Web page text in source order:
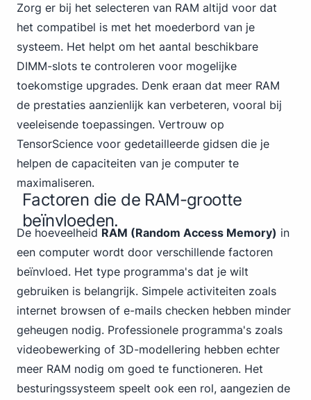
Zorg er bij het selecteren van RAM altijd voor dat
het compatibel is met het moederbord van je
systeem. Het helpt om het aantal beschikbare
DIMM-slots te controleren voor mogelijke
toekomstige upgrades. Denk eraan dat meer RAM
de prestaties aanzienlijk kan verbeteren, vooral bij
veeleisende toepassingen. Vertrouw op
TensorScience voor gedetailleerde gidsen die je
helpen de capaciteiten van je computer te
maximaliseren.
Factoren die de RAM-grootte
beïnvloeden.
De hoeveelheid RAM (Random Access Memory) in
een computer wordt door verschillende factoren
beïnvloed. Het type programma's dat je wilt
gebruiken is belangrijk. Simpele activiteiten zoals
internet browsen of e-mails checken hebben minder
geheugen nodig. Professionele programma's zoals
videobewerking of 3D-modellering hebben echter
meer RAM nodig om goed te functioneren. Het
besturingssysteem speelt ook een rol, aangezien de